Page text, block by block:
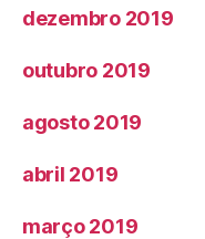
dezembro 2019
outubro 2019
agosto 2019
abril 2019
março 2019